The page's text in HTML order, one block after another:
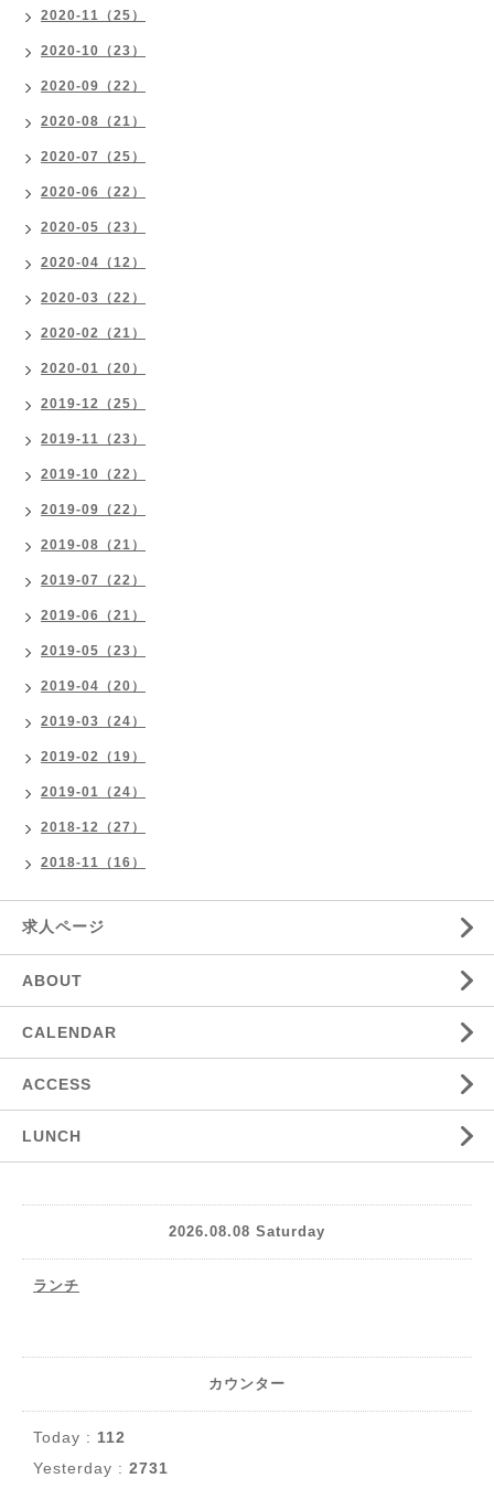
2020-11（25）
2020-10（23）
2020-09（22）
2020-08（21）
2020-07（25）
2020-06（22）
2020-05（23）
2020-04（12）
2020-03（22）
2020-02（21）
2020-01（20）
2019-12（25）
2019-11（23）
2019-10（22）
2019-09（22）
2019-08（21）
2019-07（22）
2019-06（21）
2019-05（23）
2019-04（20）
2019-03（24）
2019-02（19）
2019-01（24）
2018-12（27）
2018-11（16）
求人ページ
ABOUT
CALENDAR
ACCESS
LUNCH
2026.08.08 Saturday
ランチ
カウンター
Today : 112
Yesterday : 2731